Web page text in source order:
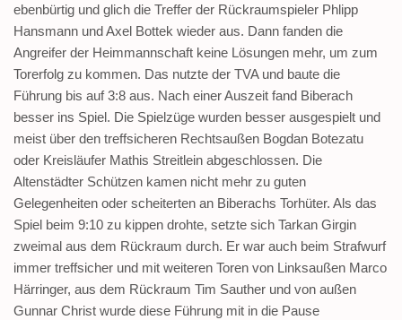
ebenbürtig und glich die Treffer der Rückraumspieler Phlipp
Hansmann und Axel Bottek wieder aus. Dann fanden die
Angreifer der Heimmannschaft keine Lösungen mehr, um zum
Torerfolg zu kommen. Das nutzte der TVA und baute die
Führung bis auf 3:8 aus. Nach einer Auszeit fand Biberach
besser ins Spiel. Die Spielzüge wurden besser ausgespielt und
meist über den treffsicheren Rechtsaußen Bogdan Botezatu
oder Kreisläufer Mathis Streitlein abgeschlossen. Die
Altenstädter Schützen kamen nicht mehr zu guten
Gelegenheiten oder scheiterten an Biberachs Torhüter. Als das
Spiel beim 9:10 zu kippen drohte, setzte sich Tarkan Girgin
zweimal aus dem Rückraum durch. Er war auch beim Strafwurf
immer treffsicher und mit weiteren Toren von Linksaußen Marco
Härringer, aus dem Rückraum Tim Sauther und von außen
Gunnar Christ wurde diese Führung mit in die Pause